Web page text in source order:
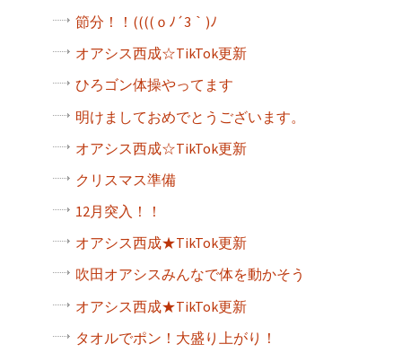
節分！！((((ｏﾉ´3｀)ﾉ
オアシス西成☆TikTok更新
ひろゴン体操やってます
明けましておめでとうございます。
オアシス西成☆TikTok更新
クリスマス準備
12月突入！！
オアシス西成★TikTok更新
吹田オアシスみんなで体を動かそう
オアシス西成★TikTok更新
タオルでポン！大盛り上がり！